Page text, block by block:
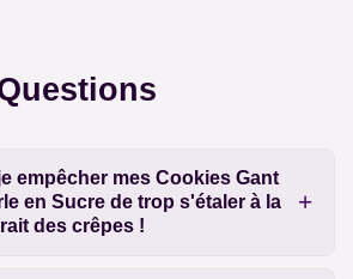
empêcher mes Cookies Gant
en Sucre de trop s'étaler à la
des crêpes !